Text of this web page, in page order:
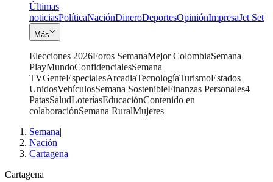
Últimas
noticiasPolíticaNaciónDineroDeportesOpiniónImpresaJet Set
Más
Elecciones 2026Foros SemanaMejor ColombiaSemana
PlayMundoConfidencialesSemana
TVGenteEspecialesArcadiaTecnologíaTurismoEstados
UnidosVehículosSemana SostenibleFinanzas Personales4
PatasSaludLoteríasEducaciónContenido en
colaboraciónSemana RuralMujeres
Semana|
Nación|
Cartagena
Cartagena